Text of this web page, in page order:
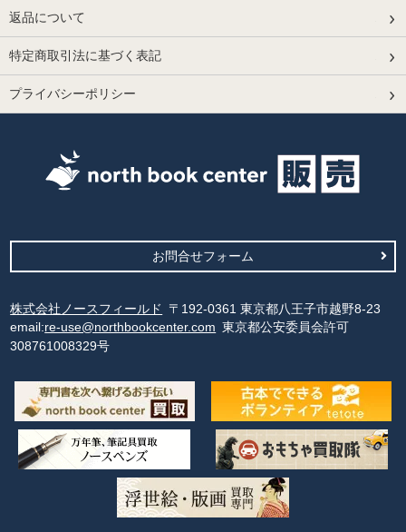
返品について
特定商取引法に基づく表記
プライバシーポリシー
お問合せフォーム
株式会社ノースフィールド
〒192-0361 東京都八王子市越野8-23
email:re-use@northbookcenter.com 東京都公安委員会許可
308761008329号